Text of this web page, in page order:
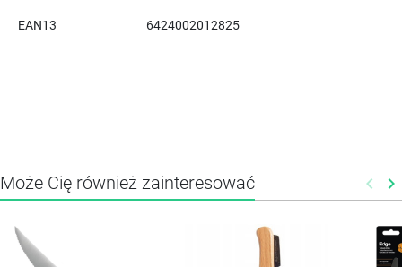
EAN13 6424002012825
Może Cię również zainteresować keyboard_arrow_left keyboard_arrow_right